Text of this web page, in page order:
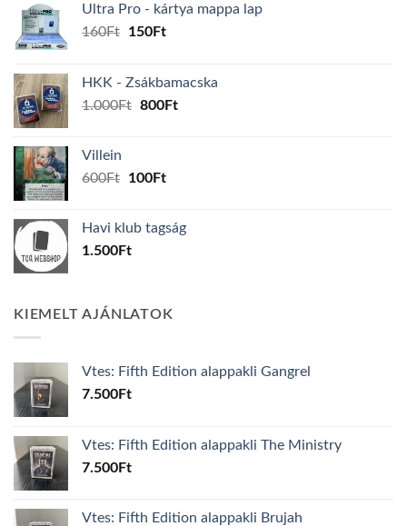
Ultra Pro - kártya mappa lap
160Ft
Original
160Ft.
150FtCurrent
150Ft.
HKK - Zsákbamacska
1.000Ft Original
800FtCurrent
Villein
600Ft
Original
600Ft.
100FtCurrent
100Ft.
Havi klub tagság
1.500Ft
KIEMELT AJÁNLATOK
Vtes: Fifth Edition alappakli Gangrel
7.500Ft
Vtes: Fifth Edition alappakli The Ministry
7.500Ft
Vtes: Fifth Edition alappakli Brujah